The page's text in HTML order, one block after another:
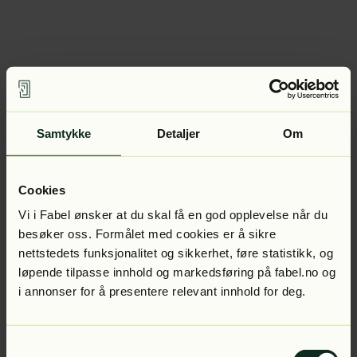
Samtykke Detaljer Om
Cookies
Vi i Fabel ønsker at du skal få en god opplevelse når du
besøker oss. Formålet med cookies er å sikre
nettstedets funksjonalitet og sikkerhet, føre statistikk, og
løpende tilpasse innhold og markedsføring på fabel.no og
i annonser for å presentere relevant innhold for deg.